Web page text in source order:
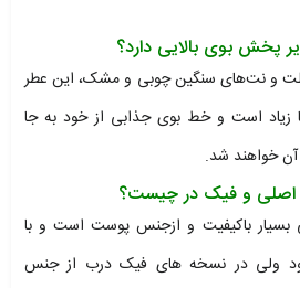
و نت‌های سنگین چوبی و مشک، این عطر
است و خط بوی جذابی از خود به جا
آن خواهند شد.
باکیفیت و ازجنس پوست است و با
ولی در نسخه های فیک درب از جنس